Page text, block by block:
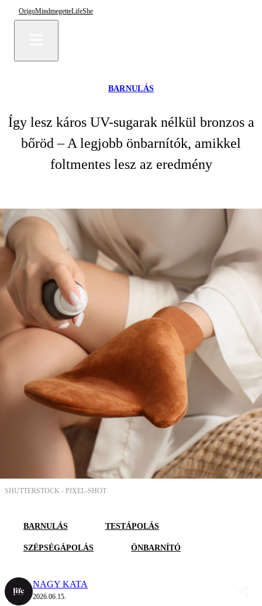
OrigoMindmegetteLifeShe
BARNULÁS
Így lesz káros UV-sugarak nélkül bronzos a
bőröd – A legjobb önbarnítók, amikkel
foltmentes lesz az eredmény
SHUTTERSTOCK - PIXEL-SHOT
BARNULÁS TESTÁPOLÁS
SZÉPSÉGÁPOLÁS ÖNBARNÍTÓ
NAGY KATA
2026.06.15.